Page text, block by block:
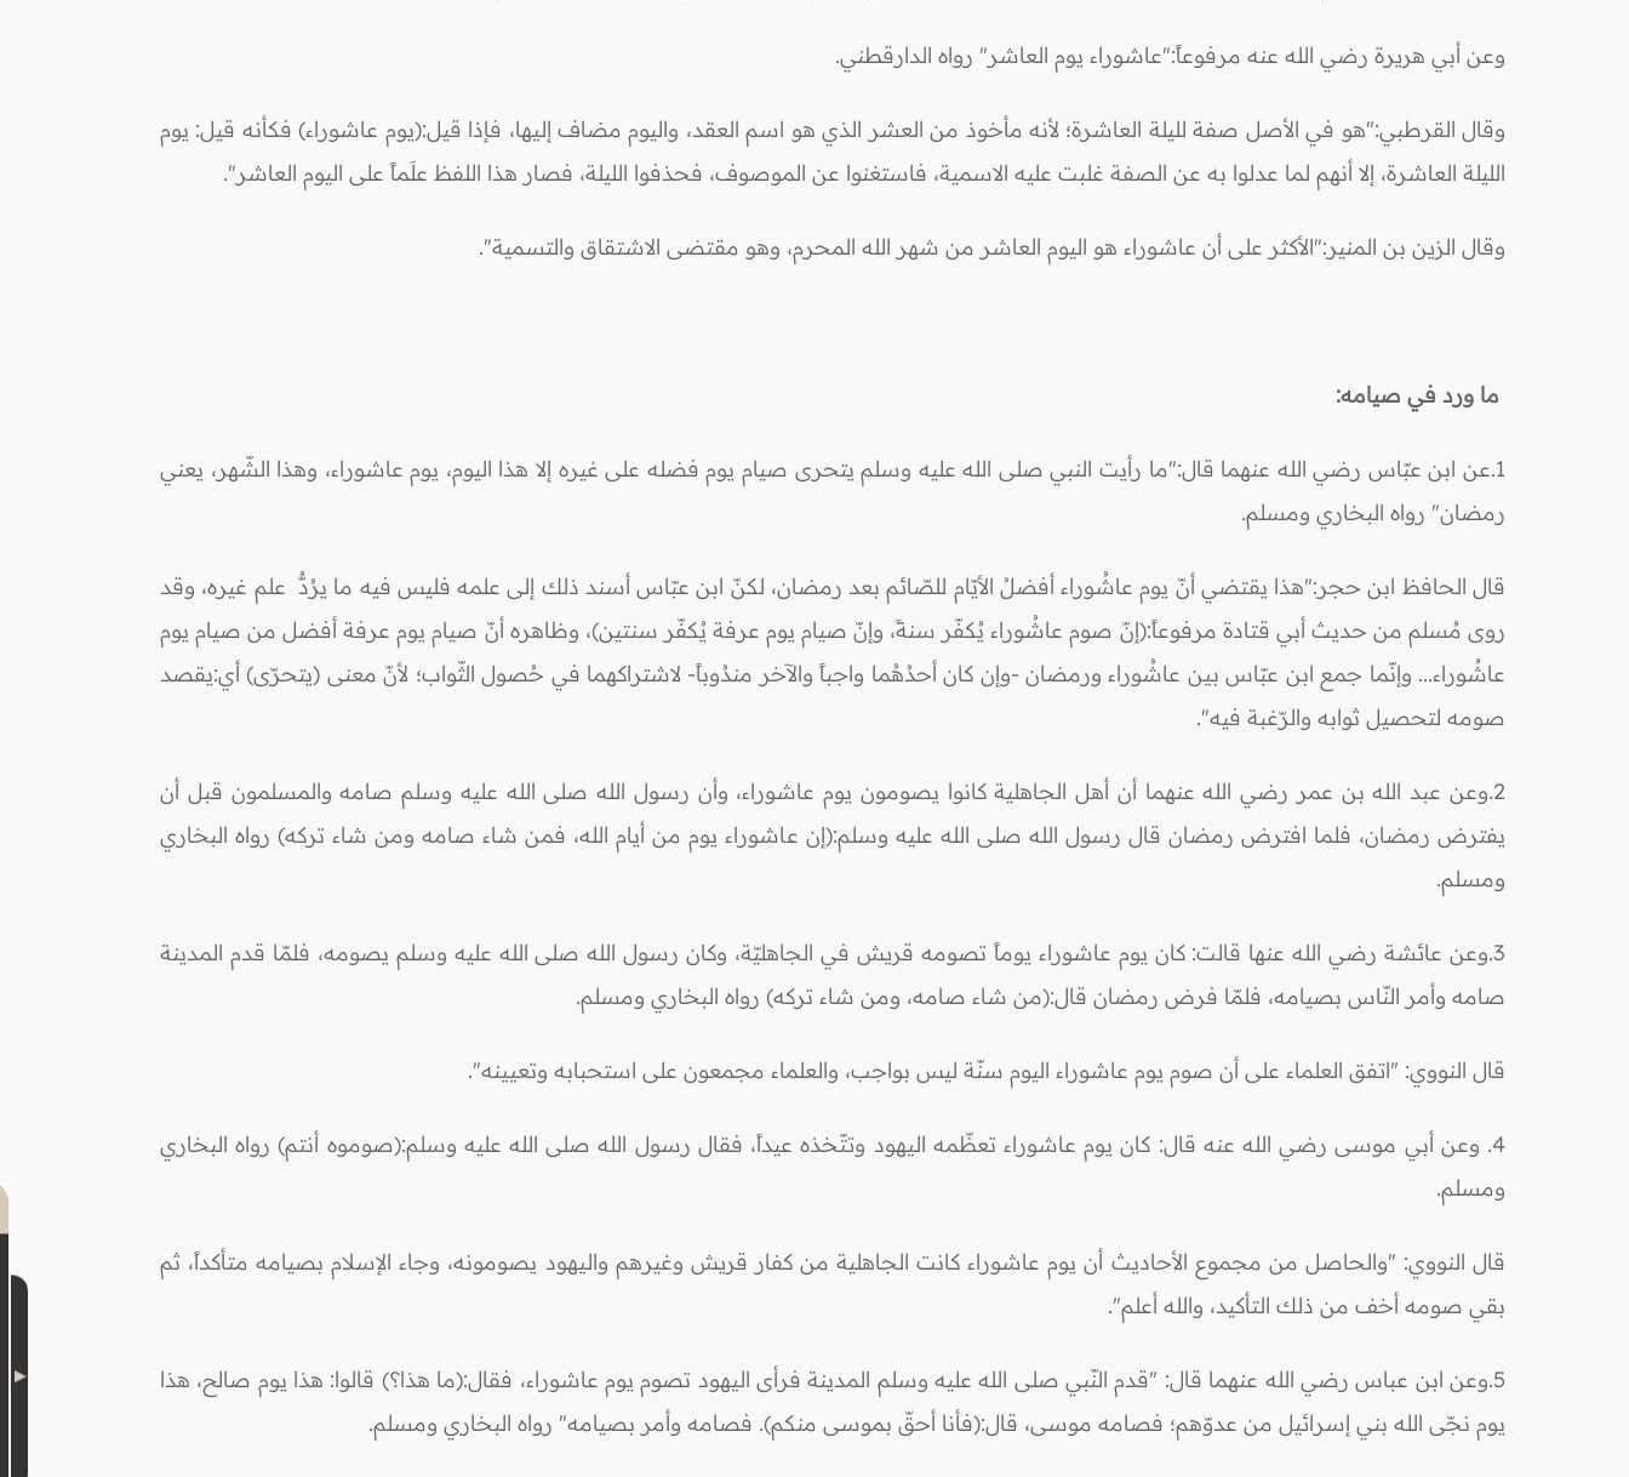
وعن أبي هريرة رضي الله عنه مرفوعاً:"عاشوراء يوم العاشر" رواه الدارقطني.
وقال القرطبي:"هو في الأصل صفة لليلة العاشرة؛ لأنه مأخوذ من العشر الذي هو اسم العقد، واليوم مضاف إليها، فإذا قيل:(يوم عاشوراء) فكأنه قيل: يوم
الليلة العاشرة، إلا أنهم لما عدلوا به عن الصفة غلبت عليه الاسمية، فاستغنوا عن الموصوف، فحذفوا الليلة، فصار هذا اللفظ علَماً على اليوم العاشر".
وقال الزين بن المنير:"الأكثر على أن عاشوراء هو اليوم العاشر من شهر الله المحرم، وهو مقتضى الاشتقاق والتسمية".
ما ورد في صيامه:
1.عن ابن عبّاس رضي الله عنهما قال:"ما رأيت النبي صلى الله عليه وسلم يتحرى صيام يوم فضله على غيره إلا هذا اليوم، يوم عاشوراء، وهذا الشّهر، يعني
رمضان" رواه البخاري ومسلم.
قال الحافظ ابن حجر:"هذا يقتضي أنّ يوم عاشُوراء أفضلُ الأيّام للصّائم بعد رمضان، لكنّ ابن عبّاس أسند ذلك إلى علمه فليس فيه ما يرُدُّ علم غيره، وقد
روى مُسلم من حديث أبي قتادة مرفوعاً:(إنّ صوم عاشُوراء يُكفّر سنةً، وإنّ صيام يوم عرفة يُكفّر سنتين)، وظاهره أنّ صيام يوم عرفة أفضل من صيام يوم
عاشُوراء... وإنّما جمع ابن عبّاس بين عاشُوراء ورمضان -وإن كان أحدُهُما واجباً والآخر مندُوباً- لاشتراكهما في حُصول الثّواب؛ لأنّ معنى (يتحرّى) أي:يقصد
صومه لتحصيل ثوابه والرّغبة فيه".
2.وعن عبد الله بن عمر رضي الله عنهما أن أهل الجاهلية كانوا يصومون يوم عاشوراء، وأن رسول الله صلى الله عليه وسلم صامه والمسلمون قبل أن
يفترض رمضان، فلما افترض رمضان قال رسول الله صلى الله عليه وسلم:(إن عاشوراء يوم من أيام الله، فمن شاء صامه ومن شاء تركه) رواه البخاري
ومسلم.
3.وعن عائشة رضي الله عنها قالت: كان يوم عاشوراء يوماً تصومه قريش في الجاهليّة، وكان رسول الله صلى الله عليه وسلم يصومه، فلمّا قدم المدينة
صامه وأمر النّاس بصيامه، فلمّا فرض رمضان قال:(من شاء صامه، ومن شاء تركه) رواه البخاري ومسلم.
قال النووي: "اتفق العلماء على أن صوم يوم عاشوراء اليوم سنّة ليس بواجب، والعلماء مجمعون على استحبابه وتعيينه".
4. وعن أبي موسى رضي الله عنه قال: كان يوم عاشوراء تعظّمه اليهود وتتّخذه عيداً، فقال رسول الله صلى الله عليه وسلم:(صوموه أنتم) رواه البخاري
ومسلم.
قال النووي: "والحاصل من مجموع الأحاديث أن يوم عاشوراء كانت الجاهلية من كفار قريش وغيرهم واليهود يصومونه، وجاء الإسلام بصيامه متأكداً، ثم
بقي صومه أخف من ذلك التأكيد، والله أعلم".
5.وعن ابن عباس رضي الله عنهما قال: "قدم النّبي صلى الله عليه وسلم المدينة فرأى اليهود تصوم يوم عاشوراء، فقال:(ما هذا؟) قالوا: هذا يوم صالح، هذا
يوم نجّى الله بني إسرائيل من عدوّهم؛ فصامه موسى، قال:(فأنا أحقّ بموسى منكم). فصامه وأمر بصيامه" رواه البخاري ومسلم.